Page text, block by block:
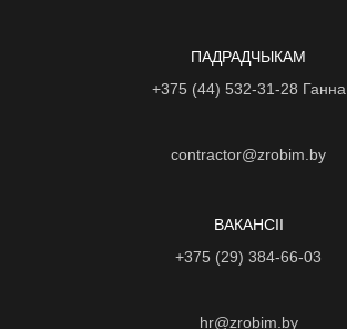
ПАДРАДЧЫКАМ
+375 (44) 532-31-28 Ганна
contractor@zrobim.by
ВАКАНСІI
+375 (29) 384-66-03
hr@zrobim.by